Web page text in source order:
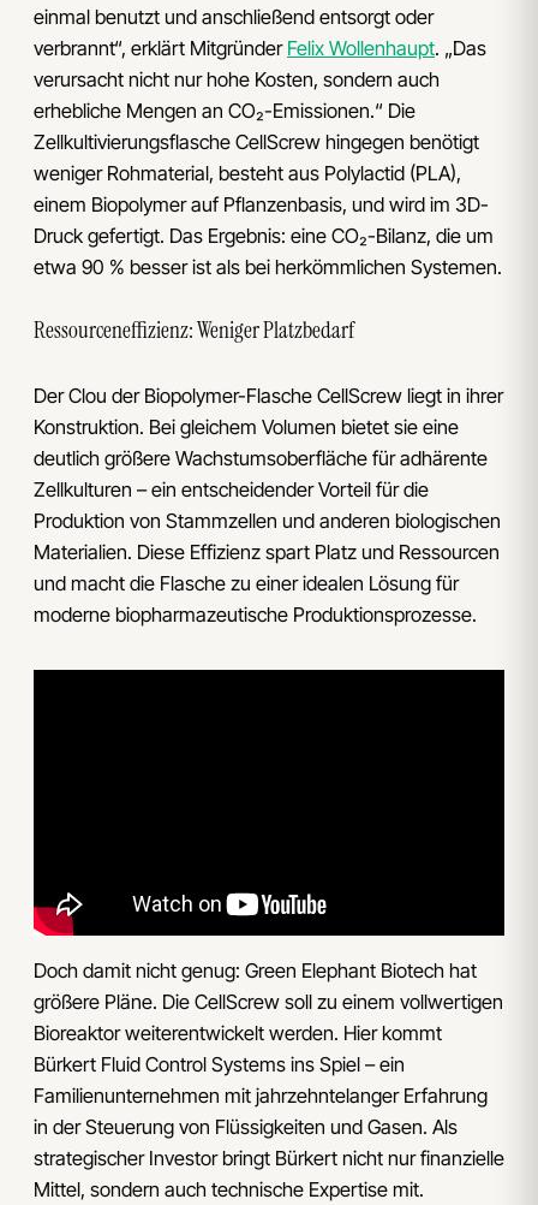
einmal benutzt und anschließend entsorgt oder
verbrannt“, erklärt Mitgründer Felix Wollenhaupt. „Das
verursacht nicht nur hohe Kosten, sondern auch
erhebliche Mengen an CO₂-Emissionen.“ Die
Zellkultivierungsflasche CellScrew hingegen benötigt
weniger Rohmaterial, besteht aus Polylactid (PLA),
einem Biopolymer auf Pflanzenbasis, und wird im 3D-
Druck gefertigt. Das Ergebnis: eine CO₂-Bilanz, die um
etwa 90 % besser ist als bei herkömmlichen Systemen.
Ressourceneffizienz: Weniger Platzbedarf
Der Clou der Biopolymer-Flasche CellScrew liegt in ihrer
Konstruktion. Bei gleichem Volumen bietet sie eine
deutlich größere Wachstumsoberfläche für adhärente
Zellkulturen – ein entscheidender Vorteil für die
Produktion von Stammzellen und anderen biologischen
Materialien. Diese Effizienz spart Platz und Ressourcen
und macht die Flasche zu einer idealen Lösung für
moderne biopharmazeutische Produktionsprozesse.
Doch damit nicht genug: Green Elephant Biotech hat
größere Pläne. Die CellScrew soll zu einem vollwertigen
Bioreaktor weiterentwickelt werden. Hier kommt
Bürkert Fluid Control Systems ins Spiel – ein
Familienunternehmen mit jahrzehntelanger Erfahrung
in der Steuerung von Flüssigkeiten und Gasen. Als
strategischer Investor bringt Bürkert nicht nur finanzielle
Mittel, sondern auch technische Expertise mit.